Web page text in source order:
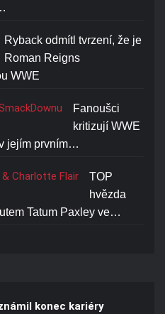
Ryback odmítl tvrzení, že je
Roman Reigns
WWE
Fanoušci
kritizují WWE
jejím prvním…
TOP
hvězda
Tatum Paxley ve…
konec kariéry